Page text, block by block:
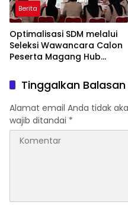
Berita
Optimalisasi SDM melalui
Seleksi Wawancara Calon
Peserta Magang Hub
2026Tinggalkan Balasan
Alamat email Anda tidak
wajib ditandai *